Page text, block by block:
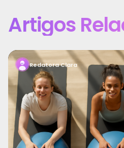
Artigos
Redatora Clara
Manter a motivação para
desafios para quem busca